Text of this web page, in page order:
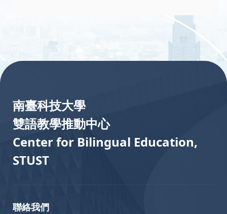
南臺科技大學
雙語教學推動中心
Center for Bilingual Education,
STUST
聯絡我們